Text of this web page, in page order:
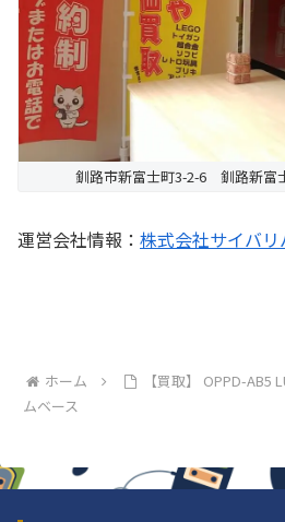
釧路市新富士町3-2-6 釧路新富
運営会社情報： 株式会社サイバリ
ホーム
【買取】 OPPD-AB5
ムベース